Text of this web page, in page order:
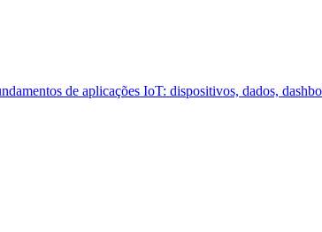
de aplicações IoT: dispositivos, dados,